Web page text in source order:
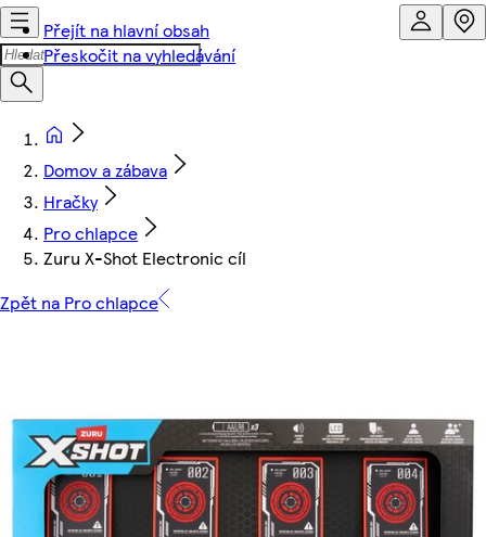
Přejít na hlavní obsah
Přeskočit na vyhledávání
Domov a zábava
Hračky
Pro chlapce
Zuru X-Shot Electronic cíl
Zpět na Pro chlapce